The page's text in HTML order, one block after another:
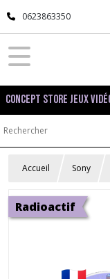
0623863350
Concept Store Jeux
Accueil Sony
Radioactif